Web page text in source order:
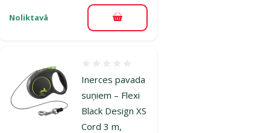
Noliktavā Pievienot grozam
Inerces pavada
suņiem – Flexi
Black Design XS
Cord 3 m,